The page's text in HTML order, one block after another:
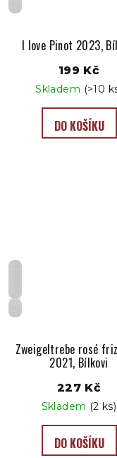
CZ
I love Pinot 2023,
199 Kč
Skladem (>10
DO KOŠÍKU
CZ
Zweigeltrebe rosé
2021, Bílkovi
227 Kč
Skladem (2 ks)
DO KOŠÍKU